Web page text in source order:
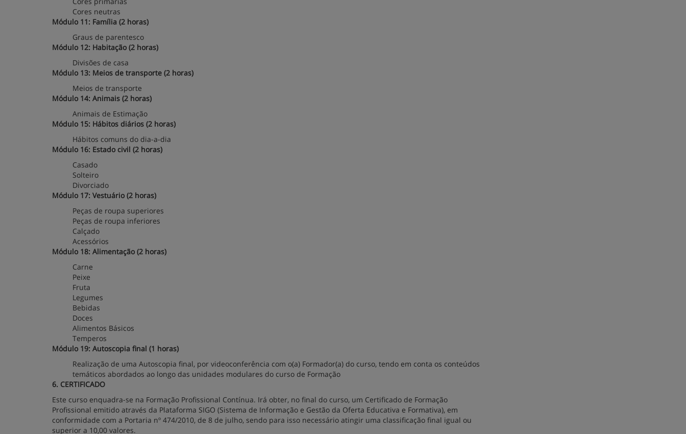
Cores neutras
Módulo 11: Família (2 horas)
Graus de parentesco
Módulo 12: Habitação (2 horas)
Divisões de casa
Módulo 13: Meios de transporte (2 horas)
Meios de transporte
Módulo 14: Animais (2 horas)
Animais de Estimação
Módulo 15: Hábitos diários (2 horas)
Hábitos comuns do dia-a-dia
Módulo 16: Estado civil (2 horas)
Casado
Solteiro
Divorciado
Módulo 17: Vestuário (2 horas)
Peças de roupa superiores
Peças de roupa inferiores
Calçado
Acessórios
Módulo 18: Alimentação (2 horas)
Carne
Peixe
Fruta
Legumes
Bebidas
Doces
Alimentos Básicos
Temperos
Módulo 19: Autoscopia final (1 horas)
Realização de uma Autoscopia final, por videoconferência com o(a) Formador(a) do curso, tendo em conta os conteúdos
temáticos abordados ao longo das unidades modulares do curso de Formação
6. CERTIFICADO
Este curso enquadra-se na Formação Profissional Contínua. Irá obter, no final do curso, um Certificado de Formação
Profissional emitido através da Plataforma SIGO (Sistema de Informação e Gestão da Oferta Educativa e Formativa), em
conformidade com a Portaria nº 474/2010, de 8 de julho, sendo para isso necessário atingir uma classificação final igual ou
superior a 10,00 valores.